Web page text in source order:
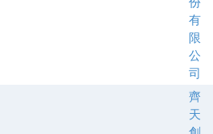
有
限
公
司
齊
天